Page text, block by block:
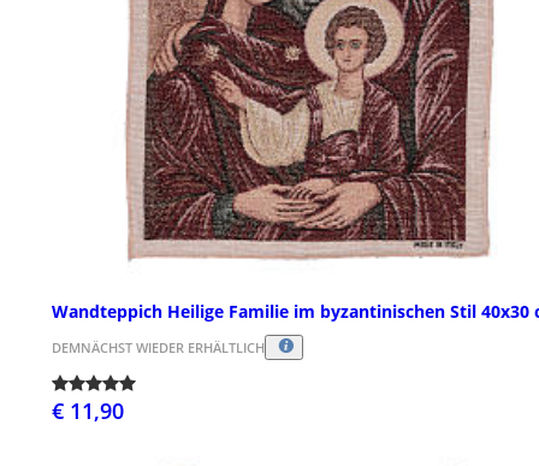
Wandteppich Heilige Familie im byzantinischen Stil 40x30
DEMNÄCHST WIEDER ERHÄLTLICH
€ 11,90